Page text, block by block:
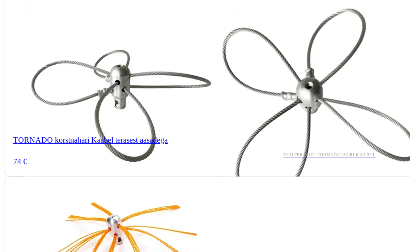
TORNADO korstnahari Kaabel terasest aasadega
TOOTEKOOD: TORNADO-HARI-KAABEL
74 €